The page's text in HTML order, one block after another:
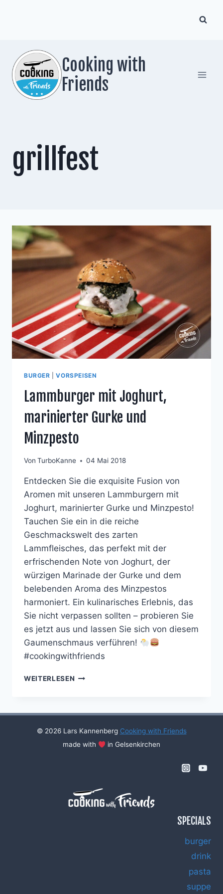
Cooking with
Friends
grillfest
BURGER |VORSPEISEN
Lammburger mit Joghurt,
marinierter Gurke und
Minzpesto
Von TurboKanne 04 Mai 2018
Entdecken Sie die exquisite Fusion von
Aromen mit unseren Lammburgern mit
Joghurt, marinierter Gurke und Minzpesto!
Tauchen Sie ein in die reiche
Geschmackswelt des zarten
Lammfleisches, das perfekt mit der
erfrischenden Note von Joghurt, der
würzigen Marinade der Gurke und dem
belebenden Aroma des Minzpestos
harmoniert. Ein kulinarisches Erlebnis, das
Sie nicht verpassen sollten – probieren Sie
es jetzt aus und lassen Sie sich von diesem
Gaumenschmaus verführen!
#cookingwithfriends
WEITERLESEN LAMMBURGER
GURKE
UND
© 2026 Lars Kannenberg Cooking with Friends
made with
in Gelsenkirchen
SPECIALS
burger
drink
pasta
suppe